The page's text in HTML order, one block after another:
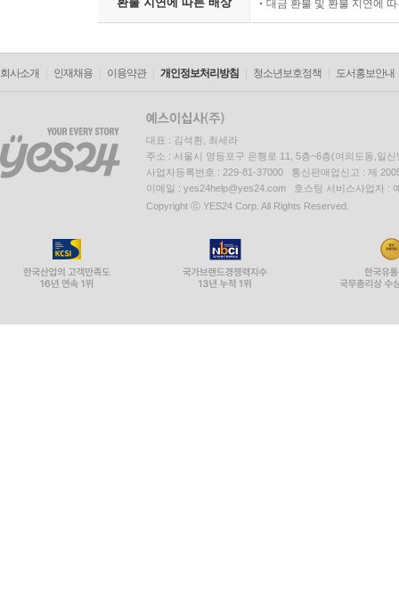
대금 환불 및 환불 지연에
회사소개 인재채용 이용약관 개인정보처리방침 청소년보호정책 도서홍보안내
대표 : 김석환, 최세라
주소 : 서울시 영등포구 은행로 11, 5층~6층(여의도동,일신
사업자등록번호 : 229-81-37000 통신판매업신고 : 제
이메일 : yes24help@yes24.com 호스팅 서비스사업자 :
Copyright ⓒ YES24 Corp. All Rights Reserved.